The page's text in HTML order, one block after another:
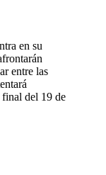
en su
entre las
final del 19 de